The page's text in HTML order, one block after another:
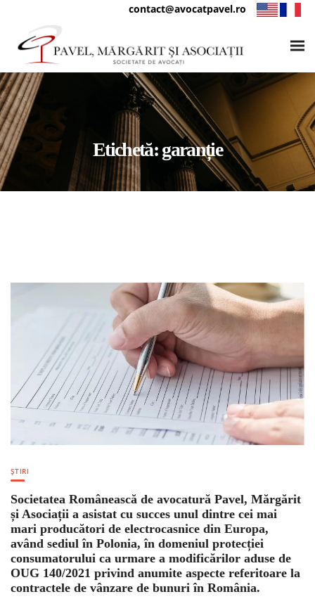
contact@avocatpavel.ro
Etichetă:garanție
ȘTIRI
Societatea Românească de avocatură Pavel, Mărgărit
și Asociații a asistat cu succes unul dintre cei mai
mari producători de electrocasnice din Europa,
având sediul în Polonia, în domeniul protecției
consumatorului ca urmare a modificărilor aduse de
OUG 140/2021 privind anumite aspecte referitoare la
contractele de vânzare de bunuri în România.